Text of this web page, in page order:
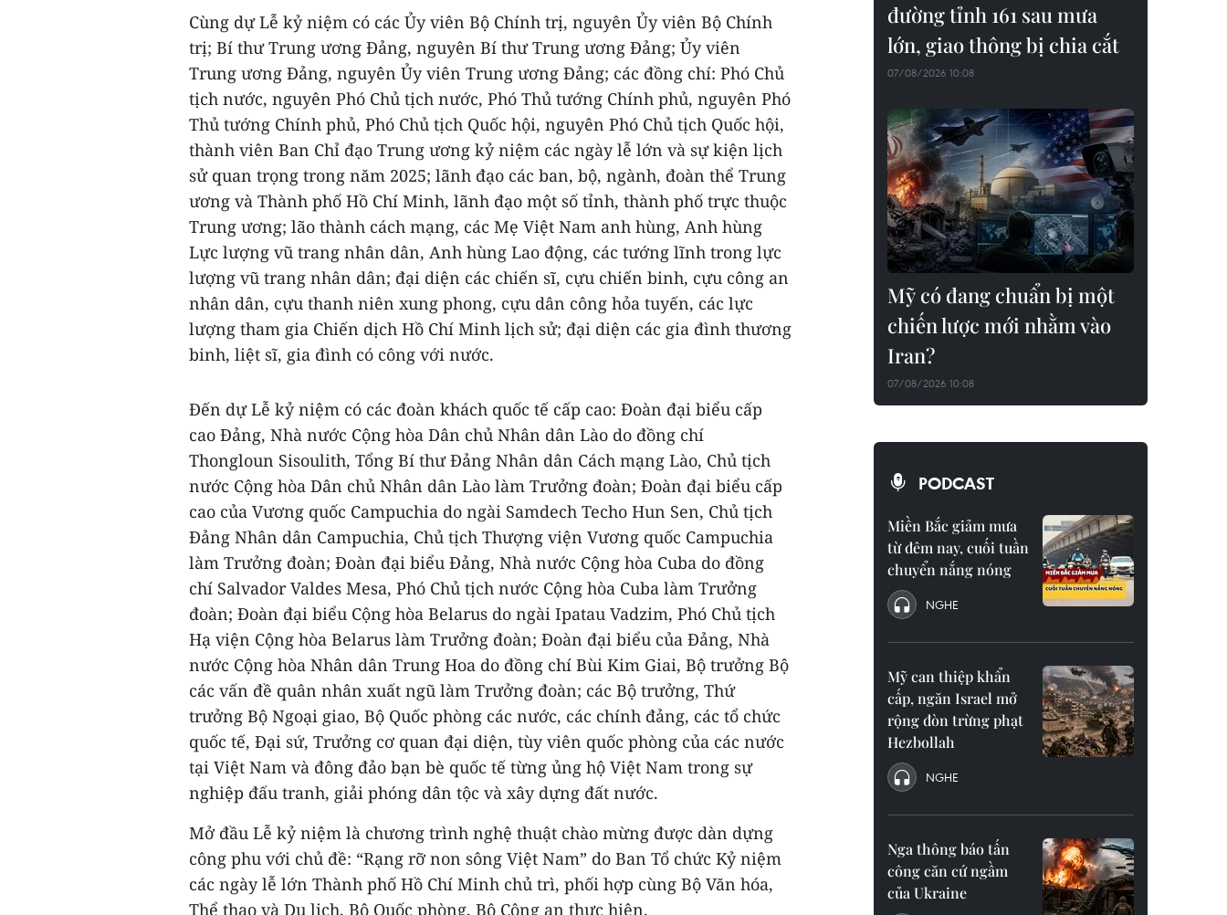
Cùng dự Lễ kỷ niệm có các Ủy viên Bộ Chính trị, nguyên Ủy viên Bộ Chính
trị; Bí thư Trung ương Đảng, nguyên Bí thư Trung ương Đảng; Ủy viên
Trung ương Đảng, nguyên Ủy viên Trung ương Đảng; các đồng chí: Phó Chủ
tịch nước, nguyên Phó Chủ tịch nước, Phó Thủ tướng Chính phủ, nguyên Phó
Thủ tướng Chính phủ, Phó Chủ tịch Quốc hội, nguyên Phó Chủ tịch Quốc hội,
thành viên Ban Chỉ đạo Trung ương kỷ niệm các ngày lễ lớn và sự kiện lịch
sử quan trọng trong năm 2025; lãnh đạo các ban, bộ, ngành, đoàn thể Trung
ương và Thành phố Hồ Chí Minh, lãnh đạo một số tỉnh, thành phố trực thuộc
Trung ương; lão thành cách mạng, các Mẹ Việt Nam anh hùng, Anh hùng
Lực lượng vũ trang nhân dân, Anh hùng Lao động, các tướng lĩnh trong lực
lượng vũ trang nhân dân; đại diện các chiến sĩ, cựu chiến binh, cựu công an
nhân dân, cựu thanh niên xung phong, cựu dân công hỏa tuyến, các lực
lượng tham gia Chiến dịch Hồ Chí Minh lịch sử; đại diện các gia đình thương
binh, liệt sĩ, gia đình có công với nước.
Đến dự Lễ kỷ niệm có các đoàn khách quốc tế cấp cao: Đoàn đại biểu cấp
cao Đảng, Nhà nước Cộng hòa Dân chủ Nhân dân Lào do đồng chí
Thongloun Sisoulith, Tổng Bí thư Đảng Nhân dân Cách mạng Lào, Chủ tịch
nước Cộng hòa Dân chủ Nhân dân Lào làm Trưởng đoàn; Đoàn đại biểu cấp
cao của Vương quốc Campuchia do ngài Samdech Techo Hun Sen, Chủ tịch
Đảng Nhân dân Campuchia, Chủ tịch Thượng viện Vương quốc Campuchia
làm Trưởng đoàn; Đoàn đại biểu Đảng, Nhà nước Cộng hòa Cuba do đồng
chí Salvador Valdes Mesa, Phó Chủ tịch nước Cộng hòa Cuba làm Trưởng
đoàn; Đoàn đại biểu Cộng hòa Belarus do ngài Ipatau Vadzim, Phó Chủ tịch
Hạ viện Cộng hòa Belarus làm Trưởng đoàn; Đoàn đại biểu của Đảng, Nhà
nước Cộng hòa Nhân dân Trung Hoa do đồng chí Bùi Kim Giai, Bộ trưởng Bộ
các vấn đề quân nhân xuất ngũ làm Trưởng đoàn; các Bộ trưởng, Thứ
trưởng Bộ Ngoại giao, Bộ Quốc phòng các nước, các chính đảng, các tổ chức
quốc tế, Đại sứ, Trưởng cơ quan đại diện, tùy viên quốc phòng của các nước
tại Việt Nam và đông đảo bạn bè quốc tế từng ủng hộ Việt Nam trong sự
nghiệp đấu tranh, giải phóng dân tộc và xây dựng đất nước.
Mở đầu Lễ kỷ niệm là chương trình nghệ thuật chào mừng được dàn dựng
công phu với chủ đề: “Rạng rỡ non sông Việt Nam” do Ban Tổ chức Kỷ niệm
các ngày lễ lớn Thành phố Hồ Chí Minh chủ trì, phối hợp cùng Bộ Văn hóa,
Thể thao và Du lịch, Bộ Quốc phòng, Bộ Công an thực hiện.
đường tỉnh 161 sau mưa
lớn, giao thông bị chia cắt
07/08/2026 10:08
Mỹ có đang chuẩn bị một
chiến lược mới nhằm vào
Iran?
07/08/2026 10:08
PODCAST
Miền Bắc giảm mưa
từ đêm nay, cuối tuần
chuyển nắng nóng
NGHE
Mỹ can thiệp khẩn
cấp, ngăn Israel mở
rộng đòn trừng phạt
Hezbollah
NGHE
Nga thông báo tấn
công căn cứ ngầm
của Ukraine